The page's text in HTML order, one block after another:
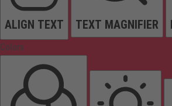
ALIGN TEXT TEXT MAGNIFIER
Colors